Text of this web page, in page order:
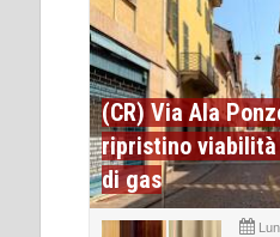
(CR) Via Ala
ripristino viabilità
di gas